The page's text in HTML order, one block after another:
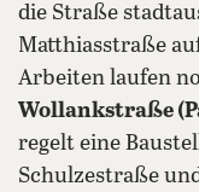
die Straße
Matthiasstraße
Arbeiten laufen
Wollankstraße
regelt eine
Schulzestraße